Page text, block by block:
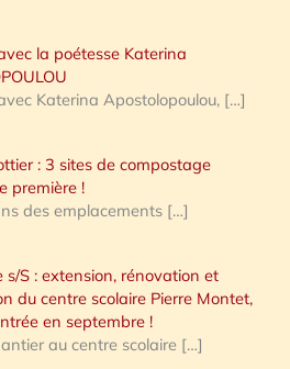
la poétesse Katerina
Katerina Apostolopoulou, […]
: 3 sites de compostage
première !
des emplacements […]
s/S : extension, rénovation et
du centre scolaire Pierre Montet,
en septembre !
au centre scolaire […]